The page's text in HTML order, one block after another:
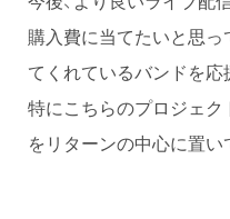
購入費に当てたいと思っ
てくれているバンドを応
特にこちらのプロジェク
をリターンの中心に置い